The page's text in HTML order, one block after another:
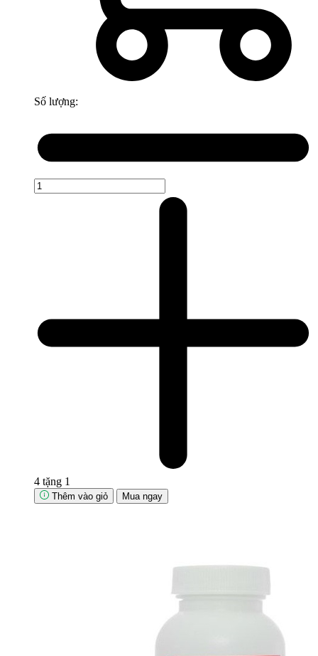
Số lượng:
4 tặng 1
Thêm vào giỏ Mua ngay